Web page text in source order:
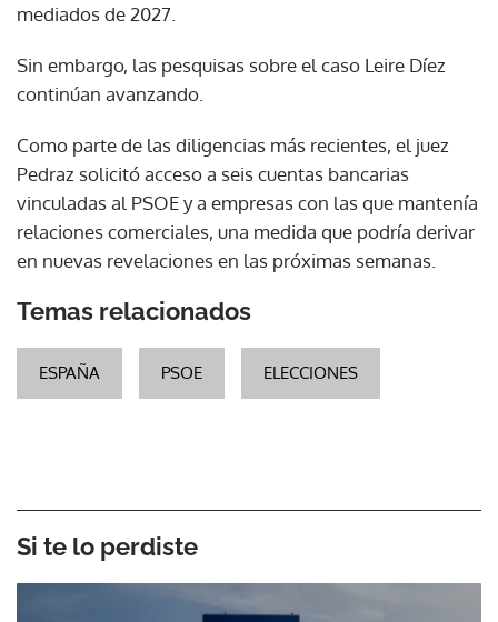
mediados de 2027.
Sin embargo, las pesquisas sobre el caso Leire Díez
continúan avanzando.
Como parte de las diligencias más recientes, el juez
Pedraz solicitó acceso a seis cuentas bancarias
vinculadas al PSOE y a empresas con las que mantenía
relaciones comerciales, una medida que podría derivar
en nuevas revelaciones en las próximas semanas.
Temas relacionados
ESPAÑA PSOE ELECCIONES
Si te lo perdiste